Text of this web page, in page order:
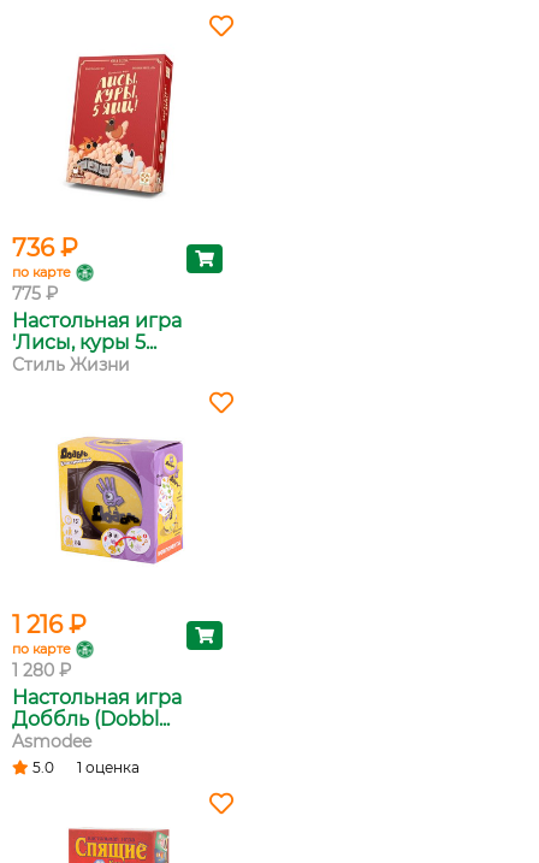
736 ₽
по карте
775 ₽
Настольная игра
'Лисы, куры 5...
Стиль Жизни
1 216 ₽
по карте
1 280 ₽
Настольная игра
Доббль (Dobbl...
Asmodee
5.0 1 оценка